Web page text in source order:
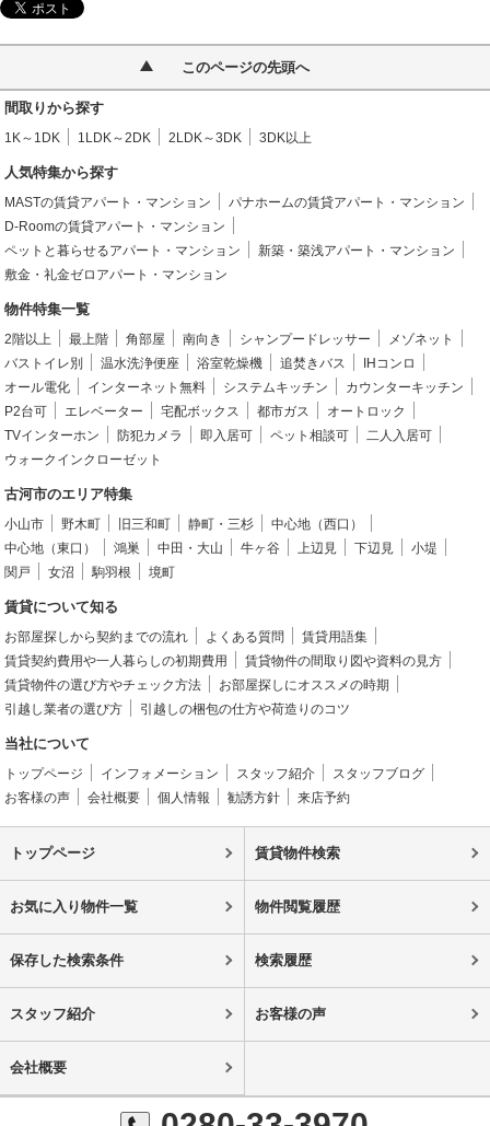
このページの先頭へ
間取りから探す
1K～1DK 1LDK～2DK 2LDK～3DK 3DK以上
人気特集から探す
MASTの賃貸アパート・マンション
パナホームの賃貸アパート・マンション
D-Roomの賃貸アパート・マンション
ペットと暮らせるアパート・マンション
新築・築浅アパート・マンション
敷金・礼金ゼロアパート・マンション
物件特集一覧
2階以上 最上階 角部屋 南向き シャンプードレッサー
メゾネット
バストイレ別
温水洗浄便座 浴室乾燥機 追焚きバス
IHコンロ
オール電化
インターネット無料 システムキッチン
カウンターキッチン
P2台可
エレベーター 宅配ボックス 都市ガス
オートロック
TVインターホン
防犯カメラ 即入居可 ペット相談可
二人入居可
ウォークインクローゼット
古河市のエリア特集
小山市 野木町 旧三和町 静町・三杉
中心地（西口）
中心地（東口）
鴻巣 中田・大山 牛ヶ谷 上辺見 下辺見
小堤
関戸
女沼 駒羽根 境町
賃貸について知る
お部屋探しから契約までの流れ よくある質問
賃貸用語集
賃貸契約費用や一人暮らしの初期費用
賃貸物件の間取り図や資料の見方
賃貸物件の選び方やチェック方法
お部屋探しにオススメの時期
引越し業者の選び方
引越しの梱包の仕方や荷造りのコツ
当社について
トップページ インフォメーション スタッフ紹介
スタッフブログ
お客様の声
会社概要 個人情報 勧誘方針 来店予約
トップページ 賃貸物件検索
お気に入り物件一覧 物件閲覧履歴
保存した検索条件 検索履歴
スタッフ紹介 お客様の声
会社概要